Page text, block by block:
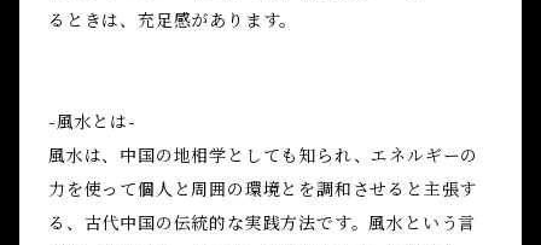
るときは、充足感があります。
-風水とは-
風水は、中国の地相学としても知られ、エネルギーの
力を使って個人と周囲の環境とを調和させると主張す
る、古代中国の伝統的な実践方法です。風水という言